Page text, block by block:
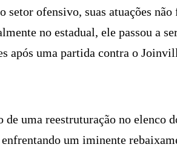
setor ofensivo, suas atuações
no estadual, ele passou a
após uma partida contra o
uma reestruturação no elenco
um iminente